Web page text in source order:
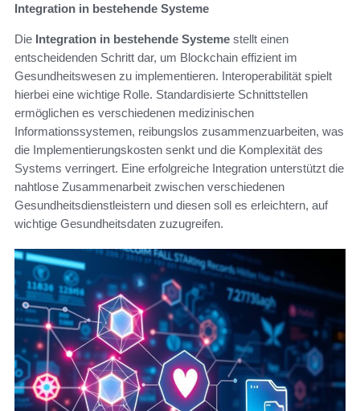
Integration in bestehende Systeme
Die Integration in bestehende Systeme stellt einen
entscheidenden Schritt dar, um Blockchain effizient im
Gesundheitswesen zu implementieren. Interoperabilität spielt
hierbei eine wichtige Rolle. Standardisierte Schnittstellen
ermöglichen es verschiedenen medizinischen
Informationssystemen, reibungslos zusammenzuarbeiten, was
die Implementierungskosten senkt und die Komplexität des
Systems verringert. Eine erfolgreiche Integration unterstützt die
nahtlose Zusammenarbeit zwischen verschiedenen
Gesundheitsdienstleistern und diesen soll es erleichtern, auf
wichtige Gesundheitsdaten zuzugreifen.